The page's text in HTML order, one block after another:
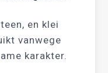
en klei
vanwege
karakter.